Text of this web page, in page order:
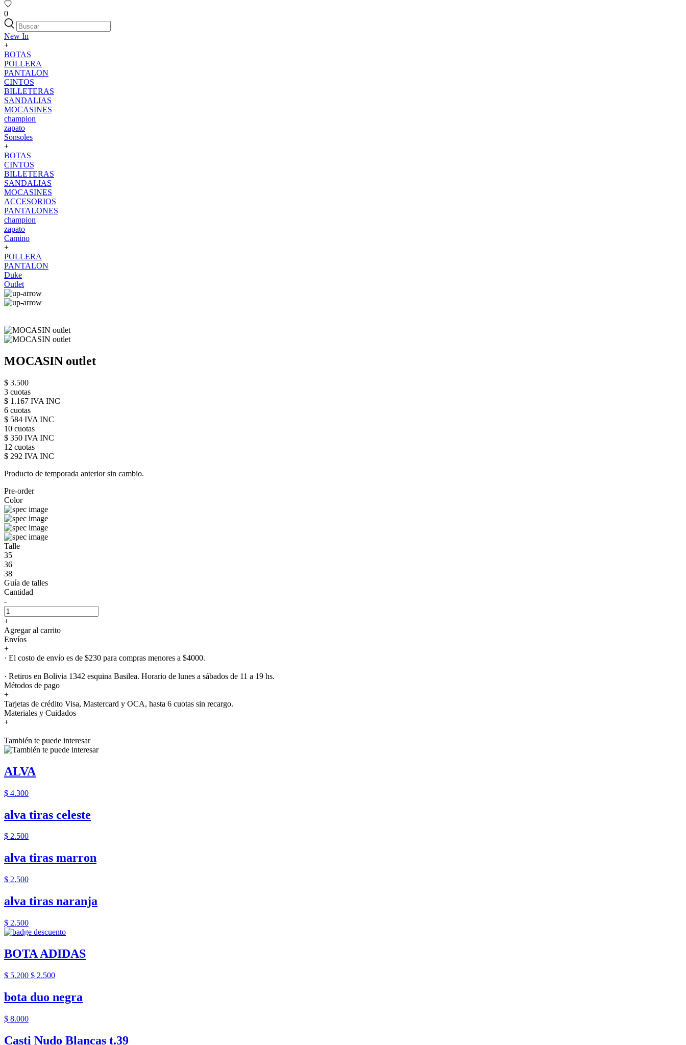
0
New In
+
BOTAS
POLLERA
PANTALON
CINTOS
BILLETERAS
SANDALIAS
MOCASINES
champion
zapato
Sonsoles
+
BOTAS
CINTOS
BILLETERAS
SANDALIAS
MOCASINES
ACCESORIOS
PANTALONES
champion
zapato
Camino
+
POLLERA
PANTALON
Duke
Outlet
MOCASIN outlet
$ 3.500
3 cuotas
$ 1.167 IVA INC
6 cuotas
$ 584 IVA INC
10 cuotas
$ 350 IVA INC
12 cuotas
$ 292 IVA INC
Producto de temporada anterior sin cambio.
Pre-order
Color
Talle
35
36
38
Guía de talles
Cantidad
-
+
Agregar al carrito
Envíos
+
· El costo de envío es de $230 para compras menores a $4000.
· Retiros en Bolivia 1342 esquina Basilea. Horario de lunes a sábados de 11 a 19 hs.
Métodos de pago
+
Tarjetas de crédito Visa, Mastercard y OCA, hasta 6 cuotas sin recargo.
Materiales y Cuidados
+
También te puede interesar
ALVA
$ 4.300
alva tiras celeste
$ 2.500
alva tiras marron
$ 2.500
alva tiras naranja
$ 2.500
BOTA ADIDAS
$ 5.200 $ 2.500
bota duo negra
$ 8.000
Casti Nudo Blancas t.39